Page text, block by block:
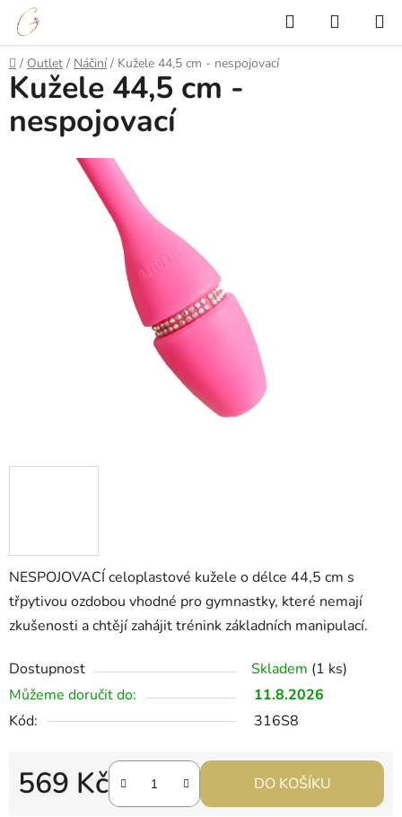
Přejít
obsah
Hledat
KOŠÍK
Domů
/ Outlet / Náčiní / Kužele 44,5 cm - nespojovací
NESPOJOVACÍ celoplastové kužele o délce 44,5 cm s
třpytivou ozdobou vhodné pro gymnastky, které nemají
zkušenosti a chtějí zahájit trénink základních manipulací.
Dostupnost Skladem (1 ks)
Můžeme doručit do:
11.8.2026
Kód:
316S8
569 Kč DO KOŠÍKU
Kužele 44,5 cm -
nespojovací